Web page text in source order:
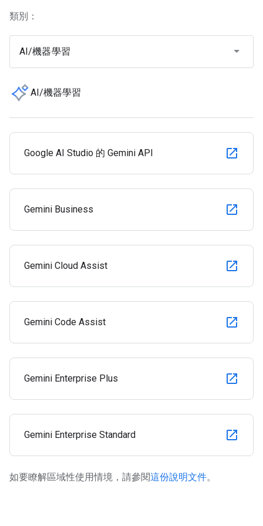
類別：
AI/機器學習
AI/機器學習
Google AI Studio 的 Gemini API
Gemini Business
Gemini Cloud Assist
Gemini Code Assist
Gemini Enterprise Plus
Gemini Enterprise Standard
如要瞭解區域性使用情境，請參閱這份說明文件。